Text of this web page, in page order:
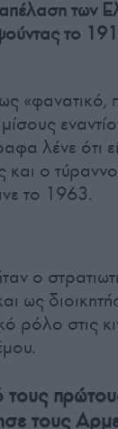
των
το
«φανατικό,
λένε ότι
και ο
το 1963.
ο
ως
ρόλο στις
τους
τους